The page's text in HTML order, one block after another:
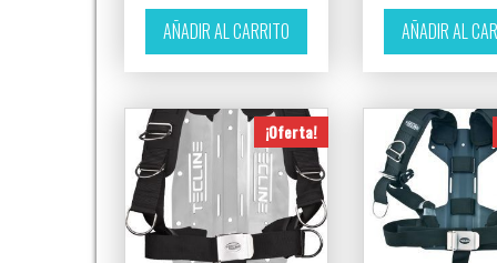
AÑADIR AL CARRITO AÑADIR AL
¡Oferta!